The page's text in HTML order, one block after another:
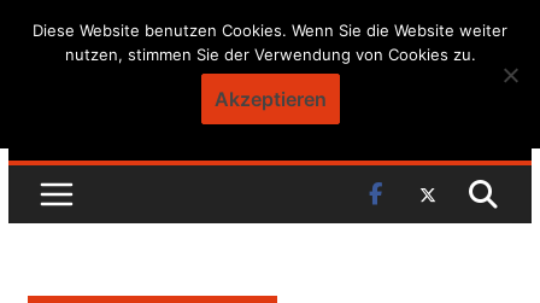
SkipDiese Website benutzen Cookies. Wenn Sie die Website weiter
nutzen, stimmen Sie der Verwendung von Cookies zu.
Akzeptieren